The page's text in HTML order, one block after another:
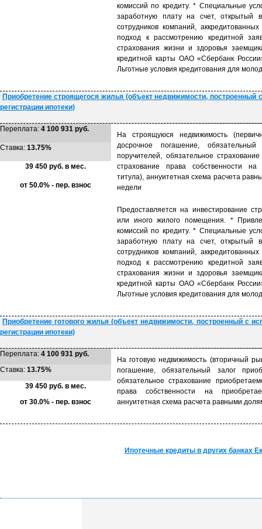
комиссий по кредиту. * Специальные
заработную плату на счет,
сотрудников компаний,
подход к рассмотрению кредитной
страхования жизни и здоровья
кредитной карты ОАО «Сбербанк
Льготные условия кредитования для
Приобретение строящегося жилья (объект недвижимости, построенный
регистрации ипотеки)
Переплата: 4 100 931 руб.
На строящуюся недвижимость
досрочное погашение,
поручителей, обязательное
страхование права собственности
титула), аннуитетная схема расчета
недели
Ставка: 13.75%
39 450 руб. в мес.
от 50.0% - пер. взнос
Предоставляется на инвестирование
или иного жилого помещения. *
комиссий по кредиту. * Специальные
заработную плату на счет,
сотрудников компаний,
подход к рассмотрению кредитной
страхования жизни и здоровья
кредитной карты ОАО «Сбербанк
Льготные условия кредитования для
Приобретение готового жилья (объект недвижимости, построенный с
регистрации ипотеки)
Переплата: 4 100 931 руб.
На готовую недвижимость (вторичный
погашение, обязательный залог
обязательное страхование
права собственности на
аннуитетная схема расчета равными
Ставка: 13.75%
39 450 руб. в мес.
от 30.0% - пер. взнос
Ипотечные кредиты в других банках